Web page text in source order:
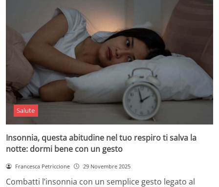
Salute
Insonnia, questa abitudine nel tuo respiro ti salva la
notte: dormi bene con un gesto
Francesca Petriccione 29 Novembre 2025
Combatti l’insonnia con un semplice gesto legato al